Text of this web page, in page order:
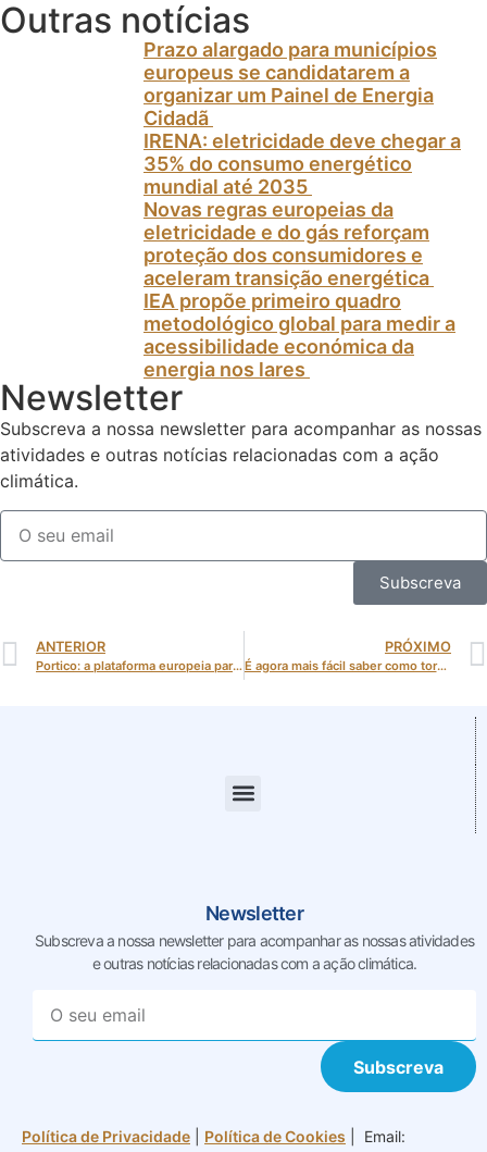
Outras notícias
Prazo alargado para municípios
europeus se candidatarem a
organizar um Painel de Energia
Cidadã
IRENA: eletricidade deve chegar a
35% do consumo energético
mundial até 2035
Novas regras europeias da
eletricidade e do gás reforçam
proteção dos consumidores e
aceleram transição energética
IEA propõe primeiro quadro
metodológico global para medir a
acessibilidade económica da
energia nos lares
Newsletter
Subscreva a nossa newsletter para acompanhar as nossas
atividades e outras notícias relacionadas com a ação
climática.
Subscreva
ANTERIOR
Portico: a plataforma europeia para cidades mais sustentáveis
PRÓXIMO
É agora mais fácil saber como tornar a sua casa mais sustentável
Newsletter
Subscreva a nossa newsletter para acompanhar as nossasatividades
e outras notícias relacionadas com a ação climática.
Subscreva
Política de Privacidade Política de Cookies | Email: